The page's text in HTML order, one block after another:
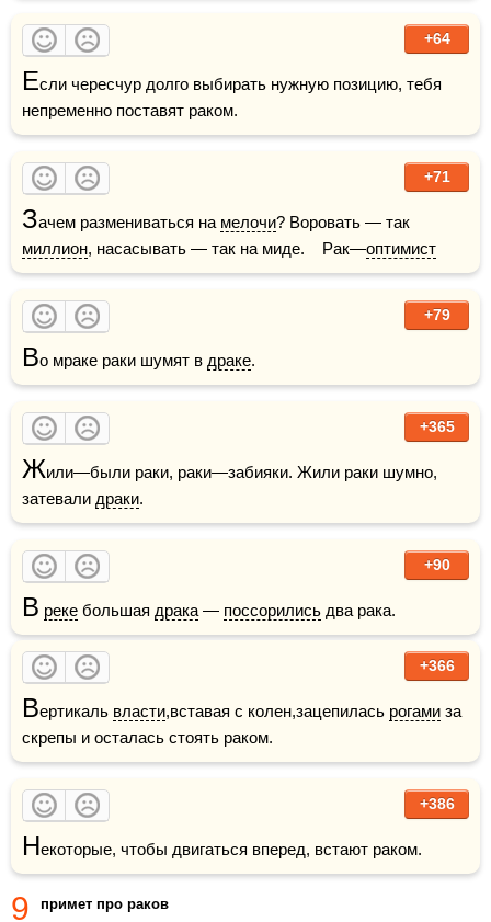
+64
Если чересчур долго выбирать нужную позицию, тебя
непременно поставят раком.
+71
Зачем размениваться на мелочи
миллион, насасывать — так на миде.    Рак—оптимист
+79
Во мраке раки шумят в драке.
+365
Жили—были раки, раки—забияки. Жили раки шумно,
затевали драки.
+90
В реке большая драка — поссорились два рака.
+366
Вертикаль власти,вставая с колен,зацепилась рогами за
скрепы и осталась стоять раком.
+386
Некоторые, чтобы двигаться вперед, встают раком.
9 примет про раков